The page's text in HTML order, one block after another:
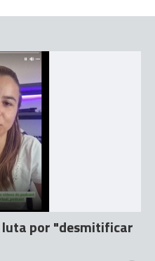
por "desmitificar